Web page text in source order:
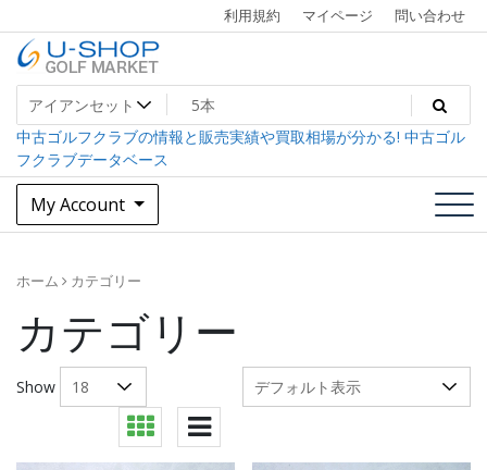
to
content
利用規約 マイページ 問い合わせ
U-SHOP Golf Market dev
中古ゴルフクラブ最大級！U-SHOPゴルフマーケット
中古ゴルフクラブの情報と販売実績や買取相場が分かる! 中古ゴル
フクラブデータベース
My Account
ホーム カテゴリー
カテゴリー
Show